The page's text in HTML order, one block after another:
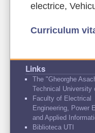
electrice,
Curriculum
Links
The "Gheorghe
Technical University
Faculty of Electrical
Engineering, Power
and Applied
Biblioteca UTI